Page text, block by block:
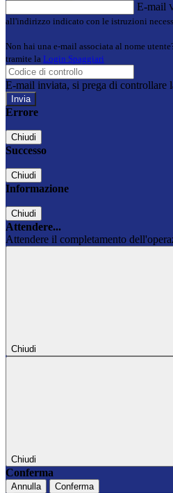
E-mail
all'indirizzo indicato con le istruzioni
Non hai una e-mail associata al nome
tramite la Login Spaggiari
E-mail inviata, si prega di controllare
Errore
Chiudi
Successo
Chiudi
Informazione
Chiudi
Attendere...
Attendere il completamento
Chiudi
Chiudi
Conferma
Annulla Conferma